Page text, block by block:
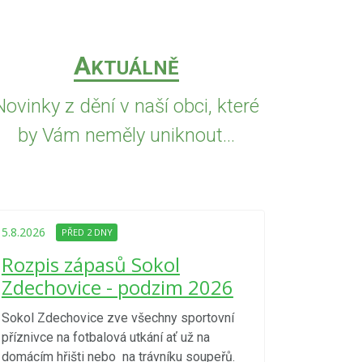
AKTUÁLNĚ
z dění v naší obci, které
by Vám neměly uniknout...
5.8.2026 PŘED 2 DNY
Rozpis zápasů Sokol
Zdechovice - podzim 2026
Sokol Zdechovice zve všechny sportovní
příznivce na fotbalová utkání ať už na
domácím hřišti nebo na trávníku soupeřů.